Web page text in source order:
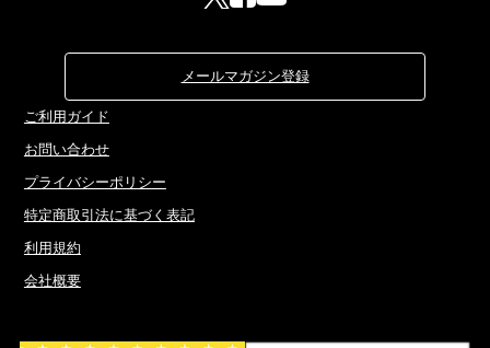
メールマガジン登録
ご利用ガイド
お問い合わせ
プライバシーポリシー
特定商取引法に基づく表記
利用規約
会社概要